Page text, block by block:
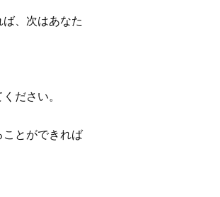
、次はあなた
ださい。
とができれば